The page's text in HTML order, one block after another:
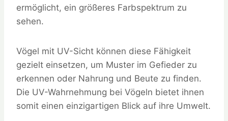
ermöglicht, ein größeres Farbspektrum zu
sehen.
Vögel mit UV-Sicht können diese Fähigkeit
gezielt einsetzen, um Muster im Gefieder zu
erkennen oder Nahrung und Beute zu finden.
Die UV-Wahrnehmung bei Vögeln bietet ihnen
somit einen einzigartigen Blick auf ihre Umwelt.